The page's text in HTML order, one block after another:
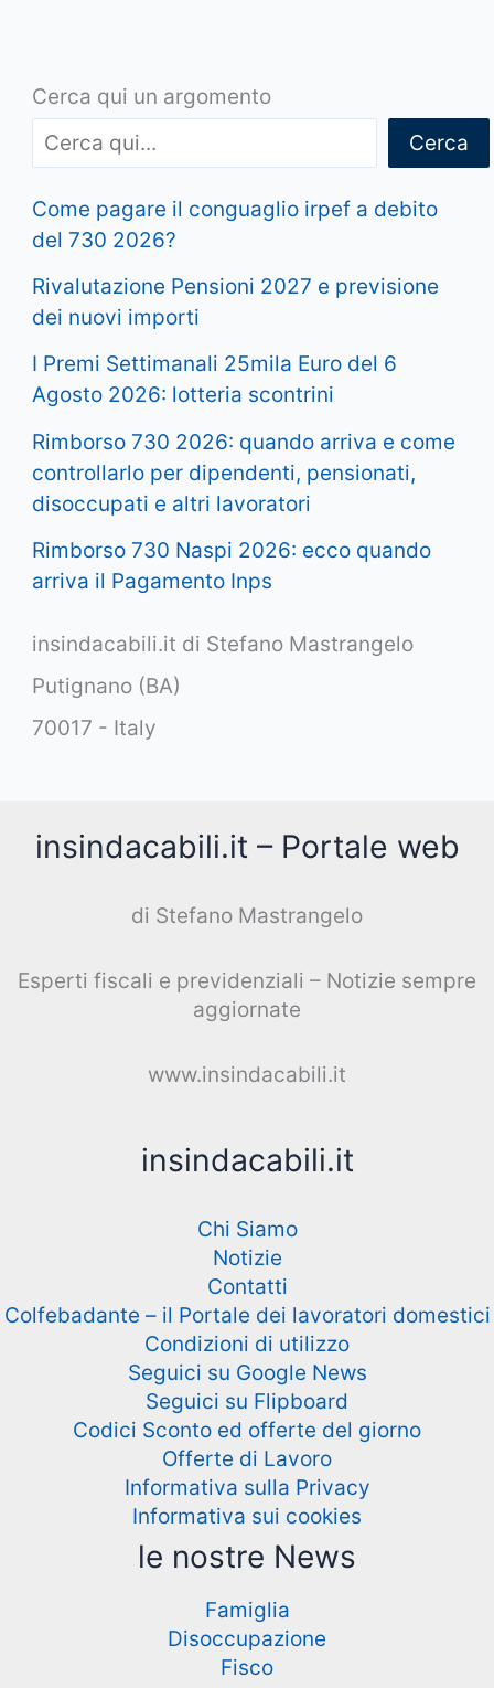
Cerca qui un argomento
Cerca
Come pagare il conguaglio irpef a debito
del 730 2026?
Rivalutazione Pensioni 2027 e previsione
dei nuovi importi
I Premi Settimanali 25mila Euro del 6
Agosto 2026: lotteria scontrini
Rimborso 730 2026: quando arriva e come
controllarlo per dipendenti, pensionati,
disoccupati e altri lavoratori
Rimborso 730 Naspi 2026: ecco quando
arriva il Pagamento Inps
insindacabili.it di Stefano Mastrangelo
Putignano (BA)
70017 - Italy
insindacabili.it – Portale web
di Stefano Mastrangelo
Esperti fiscali e previdenziali – Notizie sempre
aggiornate
www.insindacabili.it
insindacabili.it
Chi Siamo
Notizie
Contatti
Colfebadante – il Portale dei lavoratori domestici
Condizioni di utilizzo
Seguici su Google News
Seguici su Flipboard
Codici Sconto ed offerte del giorno
Offerte di Lavoro
Informativa sulla Privacy
Informativa sui cookies
le nostre News
Famiglia
Disoccupazione
Fisco